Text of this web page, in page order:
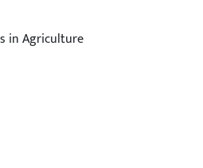
in Agriculture